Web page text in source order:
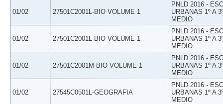
01/02 27501C2001L-BIO VOLUME 1
PNLD 2016 -
URBANAS 1º A
MEDIO
01/02 27501C2001L-BIO VOLUME 1
PNLD 2016 -
URBANAS 1º A
MEDIO
01/02 27501C2001M-BIO VOLUME 1
PNLD 2016 -
URBANAS 1º A
MEDIO
01/02 27545C0501L-GEOGRAFIA
PNLD 2016 -
URBANAS 1º A
MEDIO